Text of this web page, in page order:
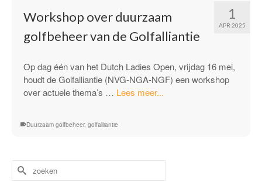
1
APR 2025
Workshop over duurzaam
golfbeheer van de Golfalliantie
Op dag één van het Dutch Ladies Open, vrijdag 16 mei,
houdt de Golfalliantie (NVG-NGA-NGF) een workshop
over actuele thema’s … Lees meer...
Duurzaam golfbeheer, golfalliantie
Zoek
naar: